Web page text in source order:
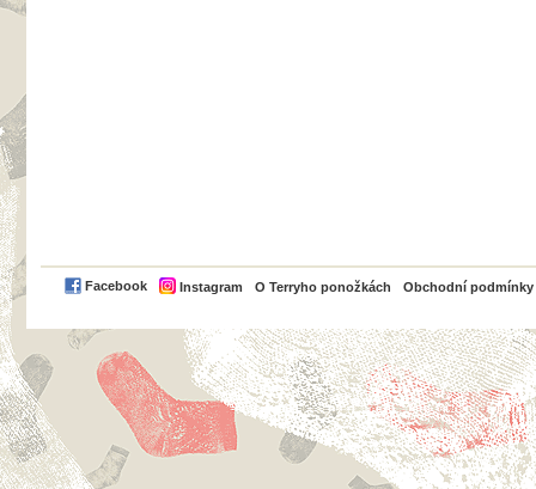
Facebook Instagram O Terryho ponožkách Obchodní podmínky
PayPal